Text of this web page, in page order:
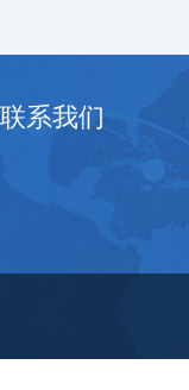
联系我们